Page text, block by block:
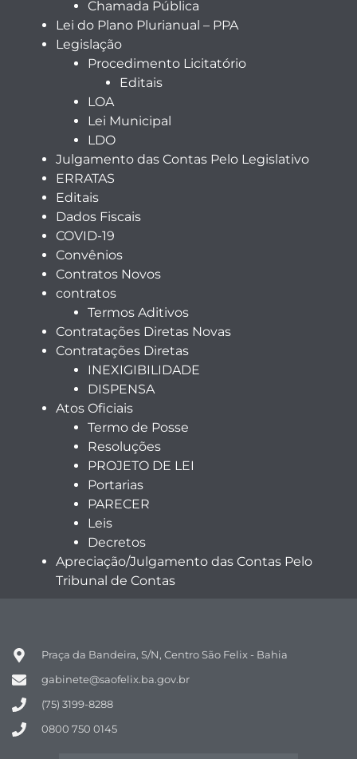
Chamada Pública
Lei do Plano Plurianual – PPA
Legislação
Procedimento Licitatório
Editais
LOA
Lei Municipal
LDO
Julgamento das Contas Pelo Legislativo
ERRATAS
Editais
Dados Fiscais
COVID-19
Convênios
Contratos Novos
contratos
Termos Aditivos
Contratações Diretas Novas
Contratações Diretas
INEXIGIBILIDADE
DISPENSA
Atos Oficiais
Termo de Posse
Resoluções
PROJETO DE LEI
Portarias
PARECER
Leis
Decretos
Apreciação/Julgamento das Contas Pelo
Tribunal de Contas
Praça da Bandeira, S/N, Centro São Felix - Bahia
gabinete@saofelix.ba.gov.br
(75) 3199-8288
0800 750 0145